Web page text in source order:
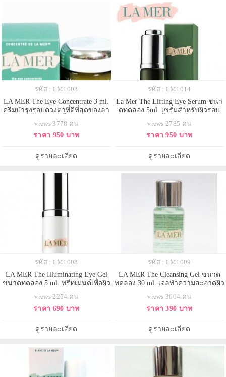
รหัส : LM1003
LA MER The Eye Concentrate 3 ml.
ครีมบำรุงรอบดวงตาที่ดีที่สุดของลา
จะเห็นว่าลดลงได้ชัดเจน เนื้อครีม
เข้มข้นที่ประกอบไปด้วยแร่เฮมาไทด์
3 รูปแบบ ช่วยมอบความชุ่มชื้น ฟื
views 3778 คน
ราคา 950 บาท
ดูรายละเอียด
รหัส : LM1014
La Mer The Lifting Eye Serum ชนา
ดทดลอง 5ml. เซรั่มสำหรับผิวรอบ
มอบความรู้สึกกระชับอย่างรวดเร็ว
เมื่อใช้เป็นประจำ ผิวรอบดวงตาแลดู
โดยรวมได้รับการฟื้นบำรุงให้กลับมา
แลดูดี กระชับ มอ
views 2785 คน
ราคา 950 บาท
ดูรายละเอียด
รหัส : LM1008
LA MER The Illuminating Eye Gel
ขนาดทดลอง 5 ml. ทรีทเมนต์เพื่อผิว
ดวงตาดูสว่างสดใส รับมือกับ
สัญญาณแห่งวัยตั้งแต่แรกเริ่ม เพื่อผิว
สดชื่นมีชีวิตชีวา สว่างและกระจ่าง
views 2254 คน
ราคา 690 บาท
ดูรายละเอียด
รหัส : LM1009
LA MER The Cleansing Gel ขนาด
ทดลอง 30 ml. เจลทำความสะอาดผิว
ทำความสะอาดผิวจากสิ่งสกปรก
ความมันส่วนเกินบนใบหน้า โดยไม่
สะอาด สดใส แลดูเปล่งประกาย
สุขภาพผิวดี เหมาะสำหรับผิวมันถึง
views 3004 คน
ราคา 390 บาท
ดูรายละเอียด